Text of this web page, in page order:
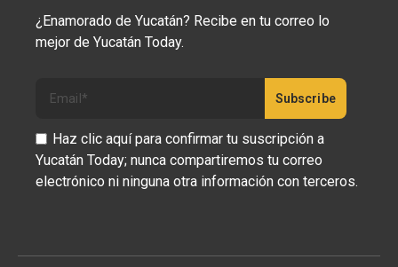
¿Enamorado de Yucatán? Recibe en tu correo lo
mejor de Yucatán Today.
Haz clic aquí para confirmar tu suscripción a
Yucatán Today; nunca compartiremos tu correo
electrónico ni ninguna otra información con terceros.